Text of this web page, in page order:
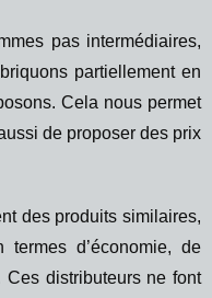
pas intermédiaires,
partiellement en
Cela nous permet
de proposer des prix
produits similaires,
d’économie, de
Ces distributeurs ne font